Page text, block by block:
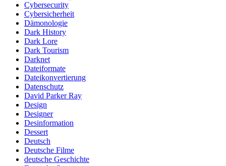
Cybersecurity
Cybersicherheit
Dämonologie
Dark History
Dark Lore
Dark Tourism
Darknet
Dateiformate
Dateikonvertierung
Datenschutz
David Parker Ray
Design
Designer
Desinformation
Dessert
Deutsch
Deutsche Filme
deutsche Geschichte